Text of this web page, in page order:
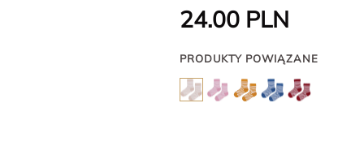
24.00 PLN
PRODUKTY POWIĄZANE